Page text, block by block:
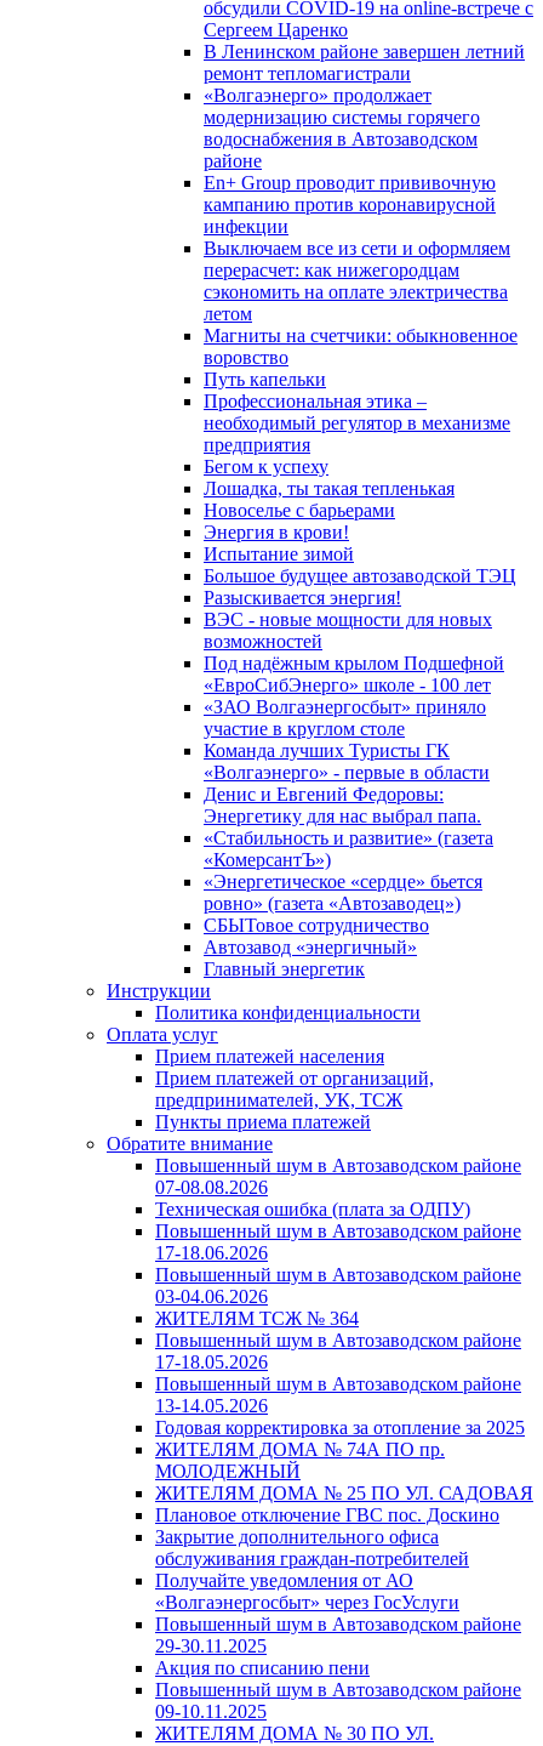
обсудили COVID-19 на online-встрече с
Сергеем Царенко
В Ленинском районе завершен летний
ремонт тепломагистрали
«Волгаэнерго» продолжает
модернизацию системы горячего
водоснабжения в Автозаводском
районе
En+ Group проводит прививочную
кампанию против коронавирусной
инфекции
Выключаем все из сети и оформляем
перерасчет: как нижегородцам
сэкономить на оплате электричества
летом
Магниты на счетчики: обыкновенное
воровство
Путь капельки
Профессиональная этика –
необходимый регулятор в механизме
предприятия
Бегом к успеху
Лошадка, ты такая тепленькая
Новоселье с барьерами
Энергия в крови!
Испытание зимой
Большое будущее автозаводской ТЭЦ
Разыскивается энергия!
ВЭС - новые мощности для новых
возможностей
Под надёжным крылом Подшефной
«ЕвроСибЭнерго» школе - 100 лет
«ЗАО Волгаэнергосбыт» приняло
участие в круглом столе
Команда лучших Туристы ГК
«Волгаэнерго» - первые в области
Денис и Евгений Федоровы:
Энергетику для нас выбрал папа.
«Стабильность и развитие» (газета
«КомерсантЪ»)
«Энергетическое «сердце» бьется
ровно» (газета «Автозаводец»)
СБЫТовое сотрудничество
Автозавод «энергичный»
Главный энергетик
Инструкции
Политика конфиденциальности
Оплата услуг
Прием платежей населения
Прием платежей от организаций,
предпринимателей, УК, ТСЖ
Пункты приема платежей
Обратите внимание
Повышенный шум в Автозаводском районе
07-08.08.2026
Техническая ошибка (плата за ОДПУ)
Повышенный шум в Автозаводском районе
17-18.06.2026
Повышенный шум в Автозаводском районе
03-04.06.2026
ЖИТЕЛЯМ ТСЖ № 364
Повышенный шум в Автозаводском районе
17-18.05.2026
Повышенный шум в Автозаводском районе
13-14.05.2026
Годовая корректировка за отопление за 2025
ЖИТЕЛЯМ ДОМА № 74А ПО пр.
МОЛОДЕЖНЫЙ
ЖИТЕЛЯМ ДОМА № 25 ПО УЛ. САДОВАЯ
Плановое отключение ГВС пос. Доскино
Закрытие дополнительного офиса
обслуживания граждан-потребителей
Получайте уведомления от АО
«Волгаэнергосбыт» через ГосУслуги
Повышенный шум в Автозаводском районе
29-30.11.2025
Акция по списанию пени
Повышенный шум в Автозаводском районе
09-10.11.2025
ЖИТЕЛЯМ ДОМА № 30 ПО УЛ.